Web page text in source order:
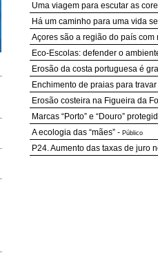
Uma viagem para escutar as
Há um caminho para uma vida
Açores são a região do país
Eco-Escolas: defender o
Erosão da costa portuguesa é
Enchimento de praias para
Erosão costeira na Figueira da
Marcas “Porto” e “Douro”
A ecologia das “mães” - Público
P24. Aumento das taxas de juro